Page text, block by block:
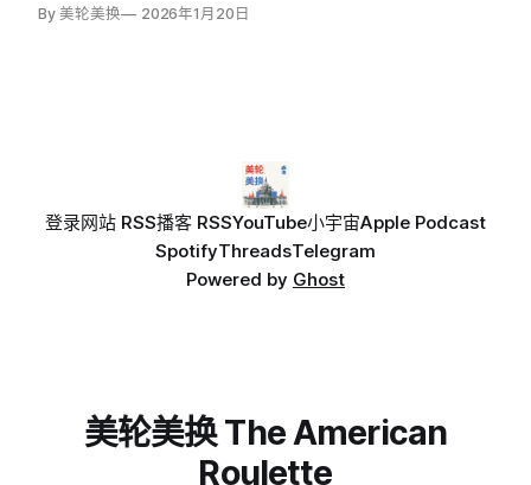
名政敌——前联邦调查局局长科米和纽约州总检察长莱蒂
By 美轮美换 2026年1月20日
登录网站 RSS播客 RSSYouTube小宇宙Apple Podcast
SpotifyThreadsTelegram
Powered by Ghost
美轮美换 The American
Roulette